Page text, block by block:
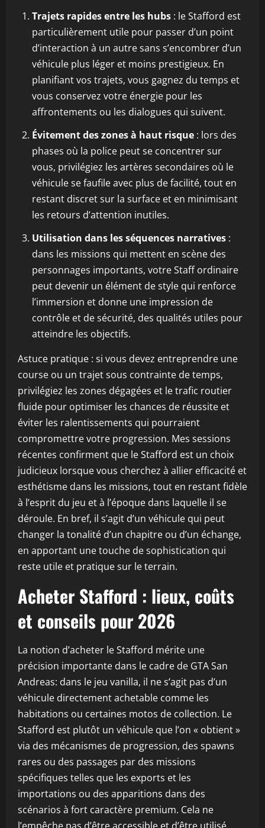
Trajets rapides entre les hubs : le Stafford est
particulièrement utile pour passer d’un point
d’interaction à un autre sans s’encombrer d’un
véhicule plus léger et moins prestigieux. En
planifiant vos trajets, vous gagnez du temps et
vous conservez votre énergie pour les
affrontements ou les dialogues qui suivent.
Évitement des zones à haut risque : lors des
phases où la police peut se concentrer sur
vous, privilégiez les artères secondaires où le
véhicule se faufile avec plus de facilité, tout en
restant discret sur la surface et en minimisant
les retours d’attention inutiles.
Utilisation dans les séquences narratives :
dans les missions qui mettent en scène des
personnages importants, votre Staff ordinaire
peut devenir un élément de style qui renforce
l’immersion et donne une impression de
contrôle et de sécurité, des qualités utiles pour
atteindre les objectifs.
Astuce pratique : si vous devez entreprendre une
course ou un trajet sous contrainte de temps,
privilégiez les zones dégagées et le trafic routier
fluide pour optimiser les chances de réussite et
éviter les ralentissements qui pourraient
compromettre votre progression. Mes sessions
récentes confirment que le Stafford est un choix
judicieux lorsque vous cherchez à allier efficacité et
esthétisme dans les missions, tout en restant fidèle
à l’esprit du jeu et à l’époque dans laquelle il se
déroule. En bref, il s’agit d’un véhicule qui peut
changer la tonalité d’un chapitre ou d’un échange,
en apportant une touche de sophistication qui
reste utile et pratique sur le terrain.
Acheter Stafford : lieux, coûts
et conseils pour 2026
La notion d’acheter le Stafford mérite une
précision importante dans le cadre de GTA San
Andreas: dans le jeu vanilla, il ne s’agit pas d’un
véhicule directement achetable comme les
habitations ou certaines motos de collection. Le
Stafford est plutôt un véhicule que l’on « obtient »
via des mécanismes de progression, des spawns
rares ou des passages par des missions
spécifiques telles que les exports et les
importations ou des apparitions dans des
scénarios à fort caractère premium. Cela ne